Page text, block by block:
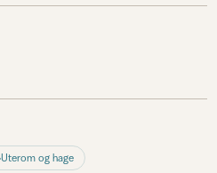
Uterom og hage